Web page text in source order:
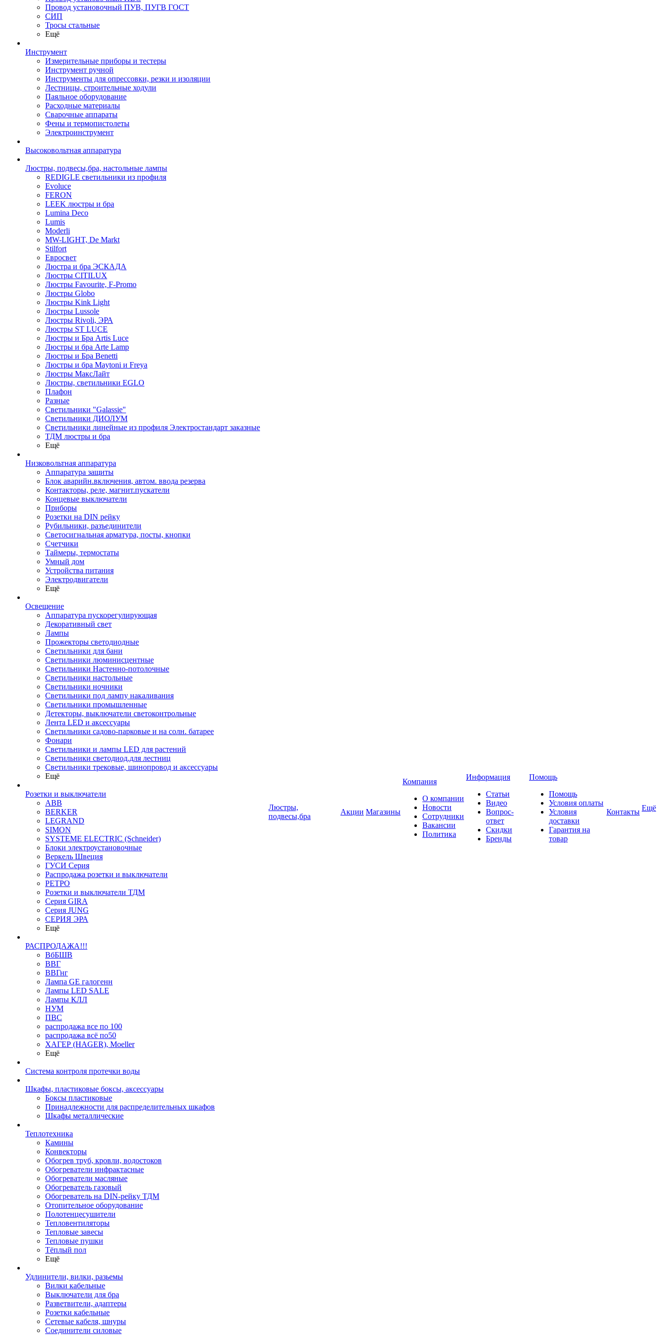
Провод установочный ПУВ, ПУГВ ГОСТ
СИП
Тросы стальные
Ещё
Инструмент
Измерительные приборы и тестеры
Инструмент ручной
Инструменты для опрессовки, резки и изоляции
Лестницы, строительные ходули
Паяльное оборудование
Расходные материалы
Сварочные аппараты
Фены и термопистолеты
Электроинструмент
Высоковольтная аппаратура
Люстры, подвесы,бра, настольные лампы
REDIGLE светильники из профиля
Evoluce
FERON
LEEK люстры и бра
Lumina Deco
Lumis
Moderli
MW-LIGHT, De Markt
Stilfort
Евросвет
Люстра и бра ЭСКАДА
Люстры CITILUX
Люстры Favourite, F-Promo
Люстры Globo
Люстры Kink Light
Люстры Lussole
Люстры Rivoli, ЭРА
Люстры ST LUCE
Люстры и Бра Artis Luce
Люстры и бра Arte Lamp
Люстры и Бра Benetti
Люстры и бра Maytoni и Freya
Люстры МаксЛайт
Люстры, светильники EGLO
Плафон
Разные
Светильники "Galassie"
Светильники ДИОЛУМ
Светильники линейные из профиля Электростандарт заказные
ТДМ люстры и бра
Ещё
Низковольтная аппаратура
Аппаратура защиты
Блок аварийн.включения, автом. ввода резерва
Контакторы, реле, магнит.пускатели
Концевые выключатели
Приборы
Розетки на DIN рейку
Рубильники, разъединители
Светосигнальная арматура, посты, кнопки
Счетчики
Таймеры, термостаты
Умный дом
Устройства питания
Электродвигатели
Ещё
Освещение
Аппаратура пускорегулирующая
Декоративный свет
Лампы
Прожекторы светодиодные
Светильники для бани
Светильники люминисцентные
Светильники Настенно-потолочные
Светильники настольные
Светильники ночники
Светильники под лампу накаливания
Светильники промышленные
Детекторы, выключатели светоконтрольные
Лента LED и аксессуары
Светильники садово-парковые и на солн. батарее
Фонари
Светильники и лампы LED для растений
Светильники светодиод.для лестниц
Светильники трековые, шинопровод и аксессуары
Ещё
Розетки и выключатели
ABB
BERKER
LEGRAND
SIMON
SYSTEME ELECTRIC (Schneider)
Блоки электроустановочные
Веркель Швеция
ГУСИ Серия
Распродажа розетки и выключатели
РЕТРО
Розетки и выключатели ТДМ
Серия GIRA
Серия JUNG
СЕРИЯ ЭРА
Ещё
РАСПРОДАЖА!!!
ВбБШВ
ВВГ
ВВГнг
Лампа GE галогенн
Лампы LED SALE
Лампы КЛЛ
НУМ
ПВС
распродажа все по 100
распродажа всё по50
ХАГЕР (HAGER), Moeller
Ещё
Система контроля протечки воды
Шкафы, пластиковые боксы, аксессуары
Боксы пластиковые
Принадлежности для распределительных шкафов
Шкафы металлические
Теплотехника
Камины
Конвекторы
Обогрев труб, кровли, водостоков
Обогреватели инфрактасные
Обогреватели масляные
Обогреватель газовый
Обогреватель на DIN-рейку ТДМ
Отопительное оборудование
Полотенцесушители
Тепловентиляторы
Тепловые завесы
Тепловые пушки
Тёплый пол
Ещё
Удлинители, вилки, разьемы
Вилки кабельные
Выключатели для бра
Разветвители, адаптеры
Розетки кабельные
Сетевые кабеля, шнуры
Соединители силовые
Люстры,
подвесы,бра
Акции Магазины
Компания
О компании
Новости
Сотрудники
Вакансии
Политика
Информация
Статьи
Видео
Вопрос-
ответ
Скидки
Бренды
Помощь
Помощь
Условия оплаты
Условия
доставки
Гарантия на
товар
Контакты Ещё